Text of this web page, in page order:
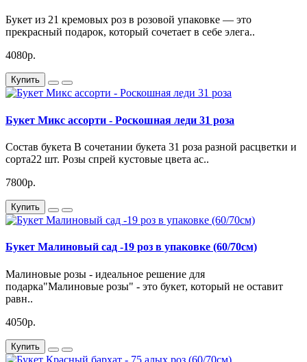
Букет из 21 кремовых роз в розовой упаковке — это
прекрасный подарок, который сочетает в себе элега..
4080р.
Купить
Букет Микс ассорти - Роскошная леди 31 роза
Состав букета В сочетании букета 31 роза разной расцветки и
сорта22 шт. Розы спрей кустовые цвета ас..
7800р.
Купить
Букет Малиновый сад -19 роз в упаковке (60/70см)
Малиновые розы - идеальное решение для
подарка"Малиновые розы" - это букет, который не оставит
равн..
4050р.
Купить